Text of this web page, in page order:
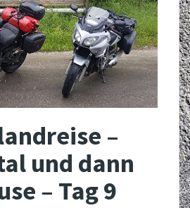
–
und dann
– Tag 9